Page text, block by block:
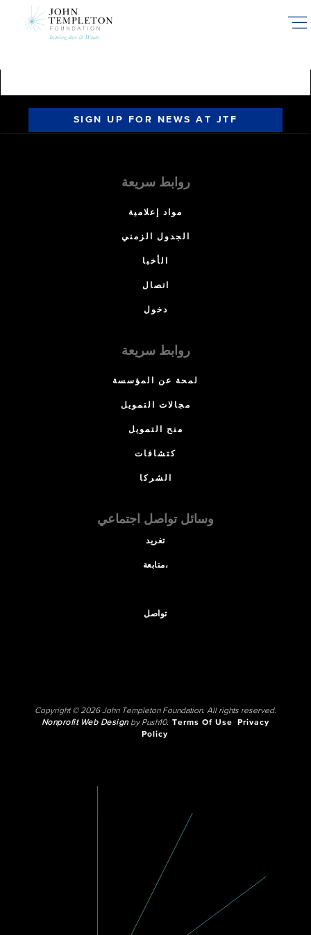
SIGN UP FOR NEWS AT JTF
روابط سريعة
مواد إعلامية
الجدول الزمني
الأخبا
اتصال
دخول
روابط سريعة
لمحة عن المؤسسة
مجالات التمويل
منح التمويل
كتشافات
الشركا
وسائل تواصل اجتماعي
تغريد
متابعة،
تواصل
Copyright © 2026 John Templeton Foundation. All rights reserved.
Nonprofit Web Designby Push10. Terms Of Use
Privacy
Policy